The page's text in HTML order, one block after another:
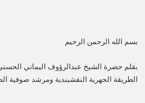
بسم الله الرحمن الرحيم
بقلم حضرة الشيخ عبدالرؤوف اليماني
الطريقة الجهرية النقشبندية ومرشد صوفية